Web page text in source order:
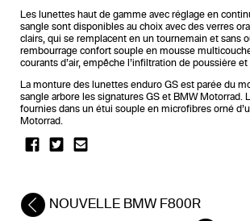
Les lunettes haut de gamme avec réglage en
sangle sont disponibles au choix avec des verres
clairs, qui se remplacent en un tournemain et sans
rembourrage confort souple en mousse
courants d’air, empêche l’infiltration de poussière
La monture des lunettes enduro GS est parée du
sangle arbore les signatures GS et BMW Motorrad.
fournies dans un étui souple en microfibres orné
Motorrad.
NOUVELLE BMW F800R